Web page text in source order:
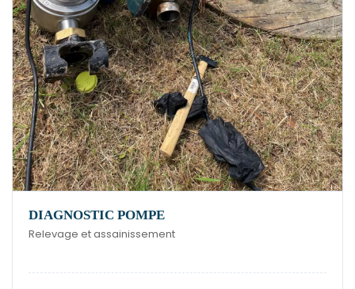
DIAGNOSTIC POMPE
Relevage et assainissement